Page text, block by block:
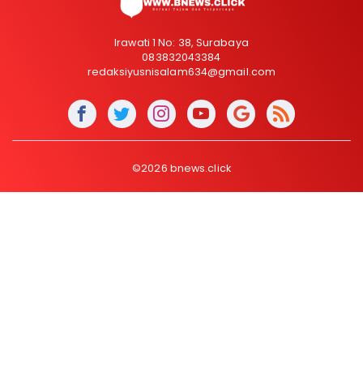
Irawati 1 No: 38, Surabaya
083832043384
redaksiyusnisalam634@gmail.com
©2026 bnews.click